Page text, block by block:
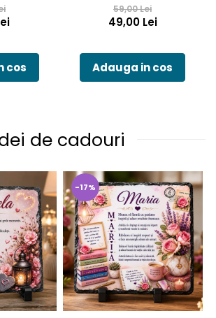
cos
59,00 Lei
49,00 Lei
Adauga in cos
de cadouri
-17%